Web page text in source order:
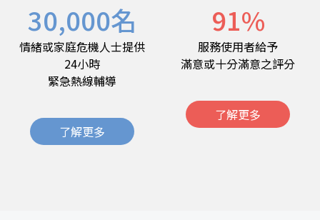
30,000名
情緒或家庭危機人士提供
24小時
緊急熱線輔導
了解更多
91%
服務使用者給予
滿意或十分滿意之評分
了解更多